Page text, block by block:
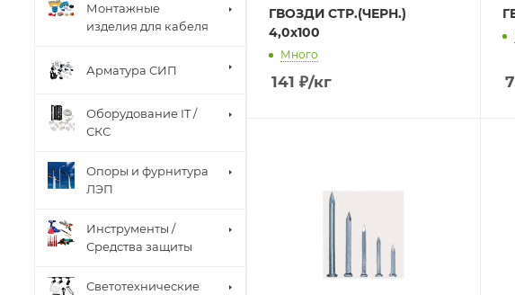
ГВОЗДИ СТР.(ЧЕРН.)
4,0х100
Много
141 ₽/кг
Монтажные
изделия для кабеля
Арматура СИП
Оборудование IT /
СКС
Опоры и фурнитура
ЛЭП
Инструменты /
Средства защиты
Светотехнические